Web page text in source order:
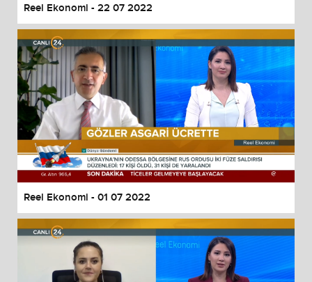
Reel Ekonomi - 22 07 2022
Reel Ekonomi - 01 07 2022